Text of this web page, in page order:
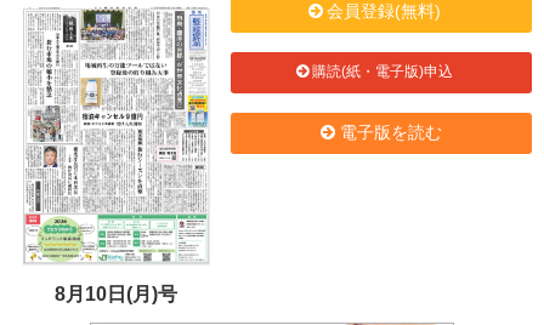
8月10日(月)号
会員登録(無料)
購読(紙・電子版)申込
電子版を読む